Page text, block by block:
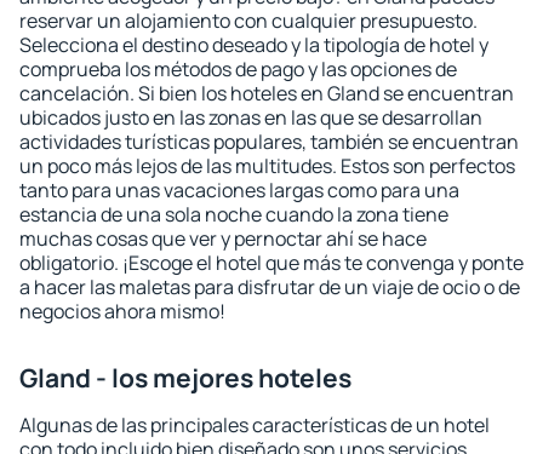
reservar un alojamiento con cualquier presupuesto.
Selecciona el destino deseado y la tipología de hotel y
comprueba los métodos de pago y las opciones de
cancelación. Si bien los hoteles en Gland se encuentran
ubicados justo en las zonas en las que se desarrollan
actividades turísticas populares, también se encuentran
un poco más lejos de las multitudes. Estos son perfectos
tanto para unas vacaciones largas como para una
estancia de una sola noche cuando la zona tiene
muchas cosas que ver y pernoctar ahí se hace
obligatorio. ¡Escoge el hotel que más te convenga y ponte
a hacer las maletas para disfrutar de un viaje de ocio o de
negocios ahora mismo!
Gland - los mejores hoteles
Algunas de las principales características de un hotel